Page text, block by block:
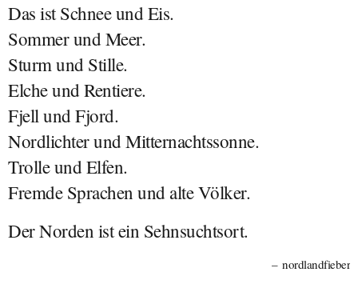
Das ist Schnee und Eis.
Sommer und Meer.
Sturm und Stille.
Elche und Rentiere.
Fjell und Fjord.
Nordlichter und Mitternachtssonne.
Trolle und Elfen.
Fremde Sprachen und alte Völker.
Der Norden ist ein Sehnsuchtsort.
nordlandfieber